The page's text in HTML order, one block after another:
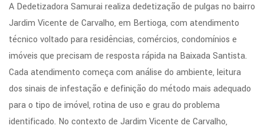
A Dedetizadora Samurai realiza dedetização de pulgas no bairro
Jardim Vicente de Carvalho, em Bertioga, com atendimento
técnico voltado para residências, comércios, condomínios e
imóveis que precisam de resposta rápida na Baixada Santista.
Cada atendimento começa com análise do ambiente, leitura
dos sinais de infestação e definição do método mais adequado
para o tipo de imóvel, rotina de uso e grau do problema
identificado. No contexto de Jardim Vicente de Carvalho,